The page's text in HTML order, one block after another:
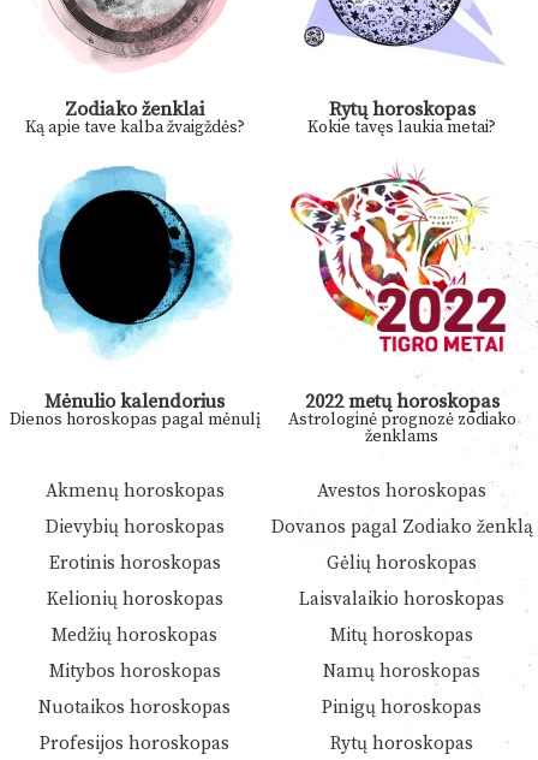
Zodiako ženklai
Ką apie tave kalba žvaigždės?
Rytų horoskopas
Kokie tavęs laukia metai?
Mėnulio kalendorius
Dienos horoskopas pagal mėnulį
2022 metų horoskopas
Astrologinė prognozė zodiako
ženklams
Akmenų horoskopas
Avestos horoskopas
Dievybių horoskopas
Dovanos pagal Zodiako ženklą
Erotinis horoskopas
Gėlių horoskopas
Kelionių horoskopas
Laisvalaikio horoskopas
Medžių horoskopas
Mitų horoskopas
Mitybos horoskopas
Namų horoskopas
Nuotaikos horoskopas
Pinigų horoskopas
Profesijos horoskopas
Rytų horoskopas